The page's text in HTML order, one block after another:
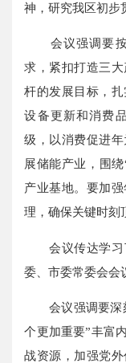
神，研究我区初步
会议强调要按
求，紧扣打造三
杆的发展目标，
设备更新和消费
级，以消费促进
展储能产业，围
产业基地。要加
理，确保关键时刻
会议传达学习
委、市委常委会会
会议强调要深刻
个更加重要”丰富
战资源，加强党